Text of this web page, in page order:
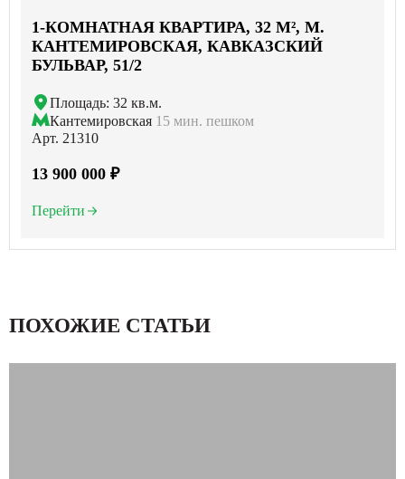
1-КОМНАТНАЯ КВАРТИРА, 32 М², М.
КАНТЕМИРОВСКАЯ, КАВКАЗСКИЙ
БУЛЬВАР, 51/2
Площадь: 32 кв.м.
Кантемировская 15 мин. пешком
Арт. 21310
13 900 000 ₽
Перейти
ПОХОЖИЕ СТАТЬИ